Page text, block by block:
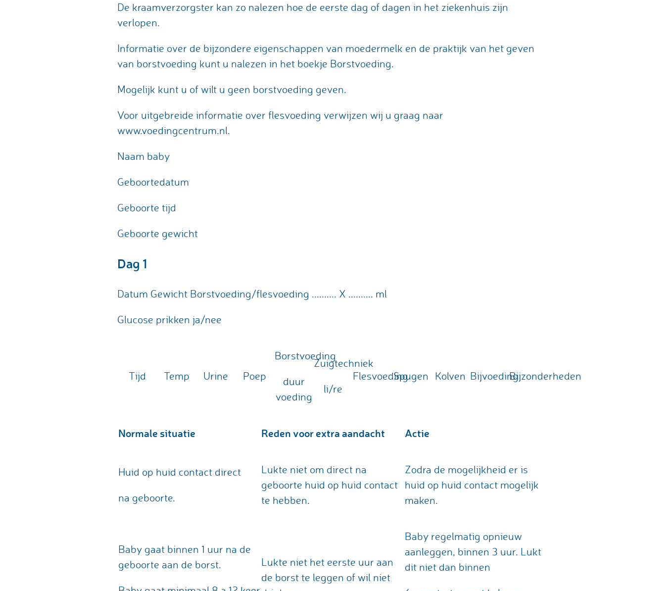
De kraamverzorgster kan zo nalezen hoe de eerste dag of dagen in het ziekenhuis zijn
verlopen.
Informatie over de bijzondere eigenschappen van moedermelk en de praktijk van het geven
van borstvoeding kunt u nalezen in het boekje Borstvoeding.
Mogelijk kunt u of wilt u geen borstvoeding geven.
Voor uitgebreide informatie over flesvoeding verwijzen wij u graag naar
www.voedingcentrum.nl.
Naam baby
Geboortedatum
Geboorte tijd
Geboorte gewicht
Dag 1
Datum Gewicht Borstvoeding/flesvoeding .......... X .......... ml
Glucose prikken ja/nee
Tijd Temp Urine Poep
Borstvoeding
duur
voeding
Zuigtechniek
li/re
FlesvoedingSpugen Kolven BijvoedingBijzonderheden
Normale situatie Reden voor extra aandacht Actie
Huid op huid contact direct
na geboorte.
Lukte niet om direct na
geboorte huid op huid contact
te hebben.
Zodra de mogelijkheid er is
huid op huid contact mogelijk
maken.
Baby gaat binnen 1 uur na de
geboorte aan de borst.
Lukte niet het eerste uur aan
de borst te leggen of wil niet
Baby regelmatig opnieuw
aanleggen, binnen 3 uur. Lukt
dit niet dan binnen